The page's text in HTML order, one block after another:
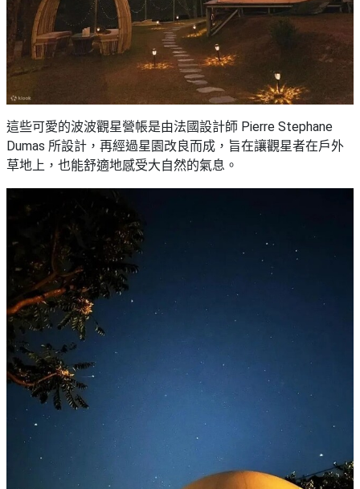
這些可愛的波波觀星營帳是由法國設計師 Pierre Stephane
Dumas 所設計，再經過星園改良而成，旨在讓觀星者在戶外
草地上，也能舒適地感受大自然的氣息。